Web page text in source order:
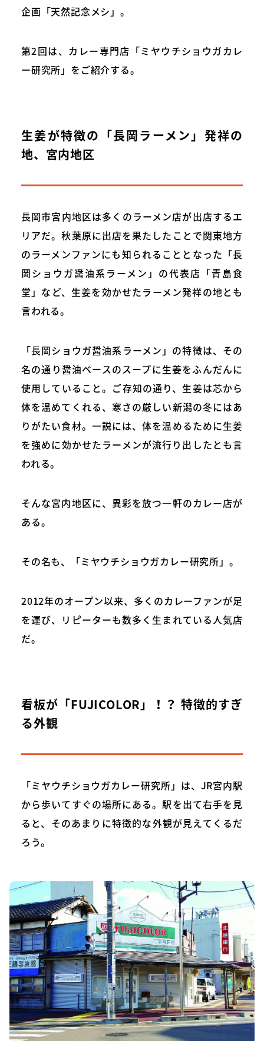
企画「天然記念メシ」。
第2回は、カレー専門店「ミヤウチショウガカレ
ー研究所」をご紹介する。
生姜が特徴の「長岡ラーメン」発祥の
地、宮内地区
長岡市宮内地区は多くのラーメン店が出店するエ
リアだ。秋葉原に出店を果たしたことで関東地方
のラーメンファンにも知られることとなった「長
岡ショウガ醤油系ラーメン」の代表店「青島食
堂」など、生姜を効かせたラーメン発祥の地とも
言われる。
「長岡ショウガ醤油系ラーメン」の特徴は、その
名の通り醤油ベースのスープに生姜をふんだんに
使用していること。ご存知の通り、生姜は芯から
体を温めてくれる、寒さの厳しい新潟の冬にはあ
りがたい食材。一説には、体を温めるために生姜
を強めに効かせたラーメンが流行り出したとも言
われる。
そんな宮内地区に、異彩を放つ一軒のカレー店が
ある。
その名も、「ミヤウチショウガカレー研究所」。
2012年のオープン以来、多くのカレーファンが足
を運び、リピーターも数多く生まれている人気店
だ。
看板が「FUJICOLOR」！？ 特徴的すぎ
る外観
「ミヤウチショウガカレー研究所」は、JR宮内駅
から歩いてすぐの場所にある。駅を出て右手を見
ると、そのあまりに特徴的な外観が見えてくるだ
ろう。